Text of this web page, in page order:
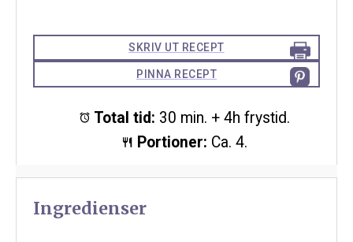
SKRIV UT RECEPT
PINNA RECEPT
Total tid: 30 min. + 4h frystid.
Portioner: Ca. 4.
Ingredienser